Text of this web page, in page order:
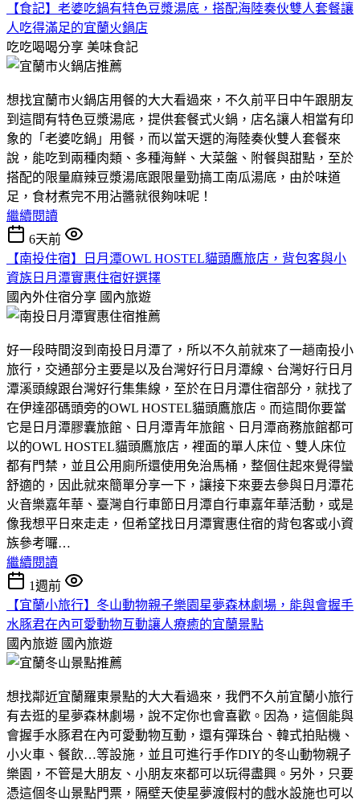
【食記】老婆吃鍋有特色豆漿湯底，搭配海陸奏伙雙人套餐讓
人吃得滿足的宜蘭火鍋店
吃吃喝喝分享 美味食記
想找宜蘭市火鍋店用餐的大大看過來，不久前平日中午跟朋友
到這間有特色豆漿湯底，提供套餐式火鍋，店名讓人相當有印
象的「老婆吃鍋」用餐，而以當天選的海陸奏伙雙人套餐來
說，能吃到兩種肉類、多種海鮮、大菜盤、附餐與甜點，至於
搭配的限量麻辣豆漿湯底跟限量勁搞工南瓜湯底，由於味道
足，食材煮完不用沾醬就很夠味呢！
繼續閱讀
6天前
【南投住宿】日月潭OWL HOSTEL貓頭鷹旅店，背包客與小
資族日月潭實惠住宿好選擇
國內外住宿分享 國內旅遊
好一段時間沒到南投日月潭了，所以不久前就來了一趟南投小
旅行，交通部分主要是以及台灣好行日月潭線、台灣好行日月
潭溪頭線跟台灣好行集集線，至於在日月潭住宿部分，就找了
在伊達邵碼頭旁的OWL HOSTEL貓頭鷹旅店。而這間你要當
它是日月潭膠囊旅館、日月潭青年旅館、日月潭商務旅館都可
以的OWL HOSTEL貓頭鷹旅店，裡面的單人床位、雙人床位
都有門禁，並且公用廁所還使用免治馬桶，整個住起來覺得蠻
舒適的，因此就來簡單分享一下，讓接下來要去參與日月潭花
火音樂嘉年華、臺灣自行車節日月潭自行車嘉年華活動，或是
像我想平日來走走，但希望找日月潭實惠住宿的背包客或小資
族參考囉…
繼續閱讀
1週前
【宜蘭小旅行】冬山動物親子樂園星夢森林劇場，能與會握手
水豚君在內可愛動物互動讓人療癒的宜蘭景點
國內旅遊 國內旅遊
想找鄰近宜蘭羅東景點的大大看過來，我們不久前宜蘭小旅行
有去逛的星夢森林劇場，說不定你也會喜歡。因為，這個能與
會握手水豚君在內可愛動物互動，還有彈珠台、韓式拍貼機、
小火車、餐飲…等設施，並且可進行手作DIY的冬山動物親子
樂園，不管是大朋友、小朋友來都可以玩得盡興。另外，只要
憑這個冬山景點門票，隔壁天使星夢渡假村的戲水設施也可以